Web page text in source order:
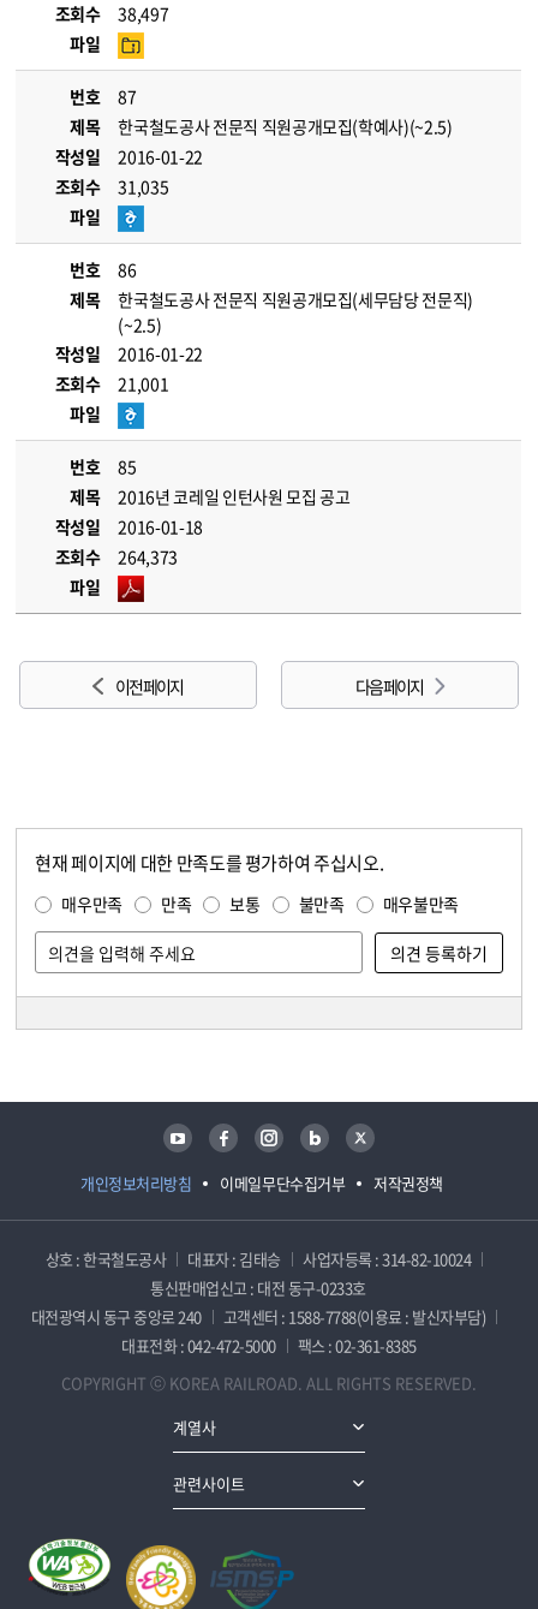
조회수
38,497
파일
번호
87
제목
한국철도공사 전문직 직원공개모집(학예사)(~2.5)
작성일
2016-01-22
조회수
31,035
파일
번호
86
제목
한국철도공사 전문직 직원공개모집(세무담당 전문직)
(~2.5)
작성일
2016-01-22
조회수
21,001
파일
번호
85
제목
2016년 코레일 인턴사원 모집 공고
작성일
2016-01-18
조회수
264,373
파일
이전 페이지 다음 페이지
현재 페이지에 대한 만족도를 평가하여 주십시오.
매우만족 만족 보통 불만족 매우불만족
개인정보처리방침 이메일무단수집거부 저작권정책
유튜브 페이스북 인스타그램 블로그 트위터
상호 : 한국철도공사 대표자 : 김태승
사업자등록 : 314-82-10024
통신판매업신고 : 대전 동구-0233호
대전광역시 동구 중앙로 240
고객센터 : 1588-7788(이용료 : 발신자부담)
대표전화 : 042-472-5000
팩스 : 02-361-8385
COPYRIGHT ⓒ KOREA RAILROAD. ALL RIGHTS RESERVED.
계열사
관련사이트